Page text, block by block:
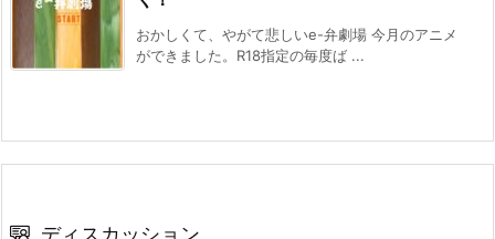
おかしくて、やがて悲しいe-弁劇場 今月のアニメ
ができました。R18指定の毎度ば ...
ディスカッション